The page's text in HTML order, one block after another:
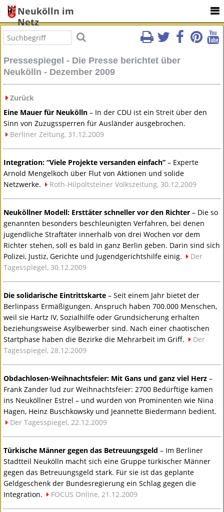
Neukölln im
Netz
Pressespiegel - Die Presse berichtet über
Neukölln - Dezember 2009
Zurück
Eine Mauer für Neukölln – In derCDU ist ein Streit über den
Sinn von Zuzugssperren für Ausländer ausgebrochen.
Berliner Zeitung, 31.12.2009
Integration: “Viele Projekte versanden einfach” – Experte
Arnold Mengelkoch über Flut von Aktionen und solide
Netzwerke.
Roth-Hilpoltsteiner Volkszeitung, 30.12.2009
Neuköllner Modell: Ersttäter schneller vor den Richter – Die so
genannten besonders beschleunigten Verfahren, bei denen
jugendliche Straftäter innerhalb von drei Wochen vor dem
Richter stehen, soll es bald in ganz Berlin geben. Darin sind sich
Polizei, Justiz, Gerichte und Jugendgerichtshilfe einig.
Der
Tagesspiegel, 30.12.2009
Die solidarische Eintrittskarte – Seit einem Jahr bietet der
Berlinpass Ermäßigungen. Anspruch haben 700.000 Menschen,
weil sie Hartz IV, Sozialhilfe oder Grundsicherung erhalten
beziehungsweise Asylbewerber sind. Nach einer chaotischen
Startphase haben die Bezirke die Mehrarbeit im Griff.
Der
Tagesspiegel, 28.12.2009
Obdachlosen-Weihnachtsfeier: Mit Gans und ganz viel Herz –
Frank Zander lud zur Weihnachtsfeier: 2700 Bedürftige kamen
ins Neuköllner Estrel – und wurden von Prominenten wie Nina
Hagen, Heinz Buschkowsky und Jeannette Biedermann bedient.
Der Tagesspiegel, 22.12.2009
Türkische Männer gegen das Betreuungsgeld – Im Berliner
Stadtteil Neukölln macht sich eine Gruppe türkischer Männer
gegen das Betreuungsgeld stark. Für sie ist das geplante
Geldgeschenk der Bundesregierung ein Schlag gegen die
Integration.
FOCUS Online, 21.12.2009